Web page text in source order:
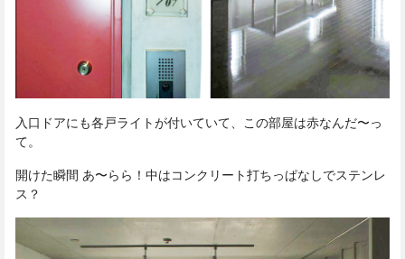
入口ドアにも各戸ライトが付いていて、この部屋は赤なんだ〜っ
て。
開けた瞬間 あ〜らら！中はコンクリート打ちっぱなしでステンレ
ス？